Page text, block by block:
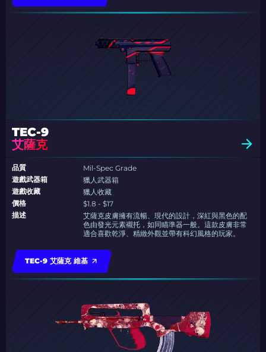
TEC-9
艾薩克
品質
Mil-Spec Grade
遊戲武器箱
獵人武器箱
遊戲收藏
獵人收藏
價格
$1.8 - $17
描述
艾薩克皮膚擁有流暢、現代的設計，深紅與黑色的配
色由發光元素襯托，如同瞄準器一般。這款皮膚非常
適合喜歡乾淨、精緻外觀並帶有科幻風格的玩家。
TEC-9 艾薩克 維基